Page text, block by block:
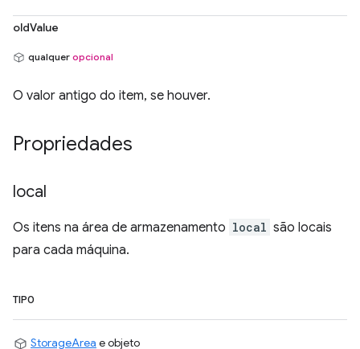
oldValue
qualquer opcional
O valor antigo do item, se houver.
Propriedades
local
Os itens na área de armazenamento local são locais
para cada máquina.
TIPO
StorageArea e objeto